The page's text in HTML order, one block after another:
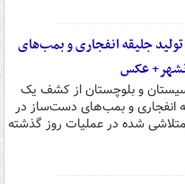
جلیقه انفجاری و بمب‌های
عکس
سیستان و بلوچستان از کشف یک
انفجاری و بمب‌های دست‌ساز در
شده در عملیات روز گذشته